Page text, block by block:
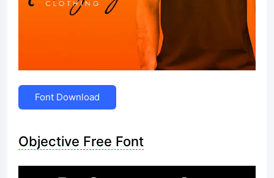
Font Download
Objective Free Font